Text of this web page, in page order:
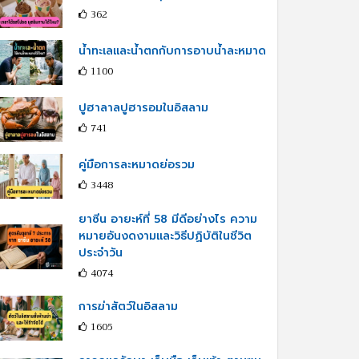
362
น้ำทะเลและน้ำตกกับการอาบน้ำละหมาด
1100
ปูฮาลาลปูฮารอมในอิสลาม
741
คู่มือการละหมาดย่อรวม
3448
ยาซีน อายะห์ที่ 58 มีดีอย่างไร ความ
หมายอันงดงามและวิธีปฏิบัติในชีวิต
ประจำวัน
4074
การฆ่าสัตว์ในอิสลาม
1605